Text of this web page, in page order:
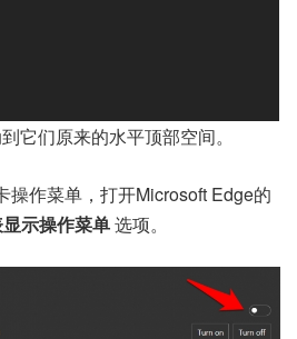
它们原来的水平顶部空间。
操作菜单，打开Microsoft Edge的
示操作菜单选项。